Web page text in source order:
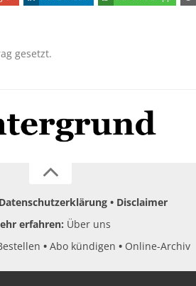
gesetzt.
Datenschutzerklärung
Disclaimer
erfahren: Über uns
Abo kündigen Online-Archiv